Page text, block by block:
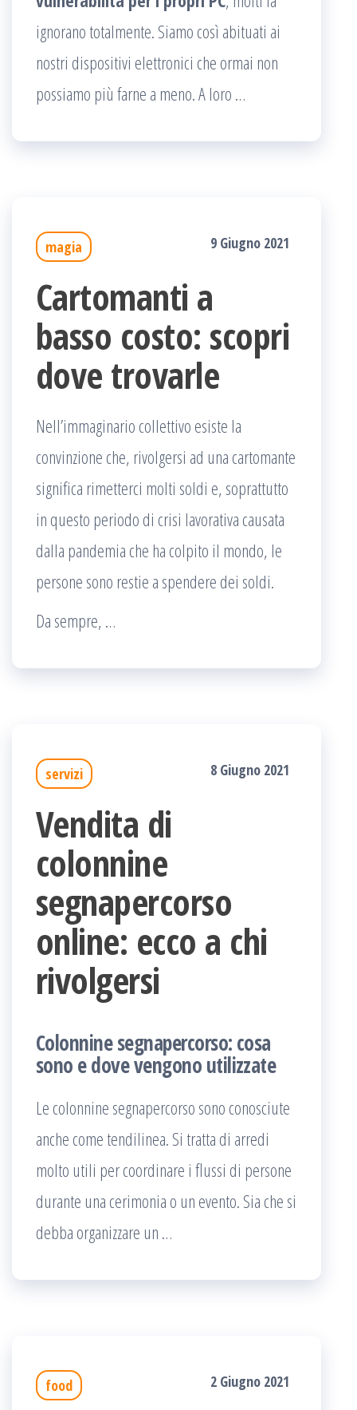
ignorano totalmente. Siamo così abituati ai
nostri dispositivi elettronici che ormai non
possiamo più farne a meno. A loro …
magia 9 Giugno 2021
Cartomanti a
basso costo: scopri
dove trovarle
Nell’immaginario collettivo esiste la
convinzione che, rivolgersi ad una cartomante
significa rimetterci molti soldi e, soprattutto
in questo periodo di crisi lavorativa causata
dalla pandemia che ha colpito il mondo, le
persone sono restie a spendere dei soldi.
Da sempre, …
servizi 8 Giugno 2021
Vendita di
colonnine
segnapercorso
online: ecco a chi
rivolgersi
Colonnine segnapercorso: cosa
sono e dove vengono utilizzate
Le colonnine segnapercorso sono conosciute
anche come tendilinea. Si tratta di arredi
molto utili per coordinare i flussi di persone
durante una cerimonia o un evento. Sia che si
debba organizzare un …
food 2 Giugno 2021